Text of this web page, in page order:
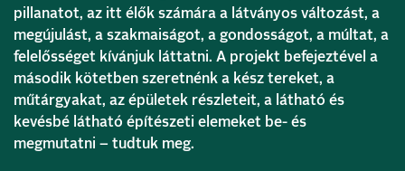
pillanatot, az itt élők számára a látványos változást, a
megújulást, a szakmaiságot, a gondosságot, a múltat, a
felelősséget kívánjuk láttatni. A projekt befejeztével a
második kötetben szeretnénk a kész tereket, a
műtárgyakat, az épületek részleteit, a látható és
kevésbé látható építészeti elemeket be- és
megmutatni – tudtuk meg.